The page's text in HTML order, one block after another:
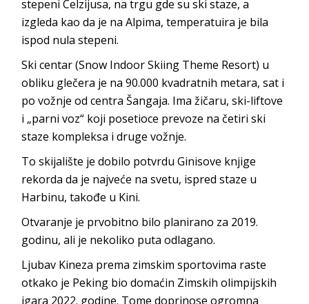
stepeni Celzijusa, na trgu gde su ski staze, a
izgleda kao da je na Alpima, temperatuira je bila
ispod nula stepeni.
Ski centar (Snow Indoor Skiing Theme Resort) u
obliku glečera je na 90.000 kvadratnih metara, sat i
po vožnje od centra Šangaja. Ima žičaru, ski-liftove
i „parni voz“ koji posetioce prevoze na četiri ski
staze kompleksa i druge vožnje.
To skijalište je dobilo potvrdu Ginisove knjige
rekorda da je najveće na svetu, ispred staze u
Harbinu, takođe u Kini.
Otvaranje je prvobitno bilo planirano za 2019.
godinu, ali je nekoliko puta odlagano.
Ljubav Kineza prema zimskim sportovima raste
otkako je Peking bio domaćin Zimskih olimpijskih
igara 2022. godine. Tome doprinose ogromna